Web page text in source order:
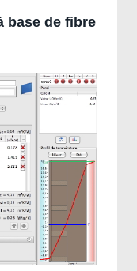
base de fibre